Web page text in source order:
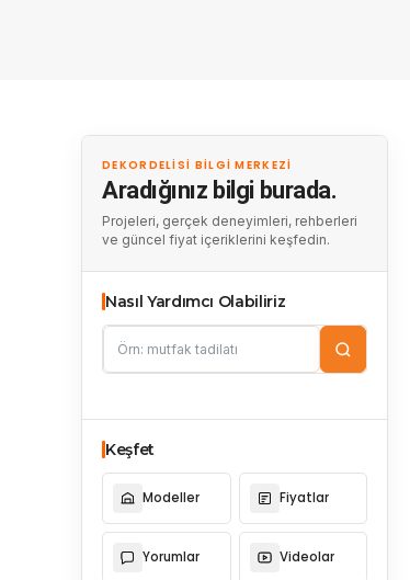
DEKORDELISI BILGI MERKEZI
Aradığınız bilgi burada.
Projeleri, gerçek deneyimleri, rehberleri
ve güncel fiyat içeriklerini keşfedin.
Nasıl Yardımcı Olabiliriz
Keşfet
Modeller Fiyatlar
Yorumlar Videolar